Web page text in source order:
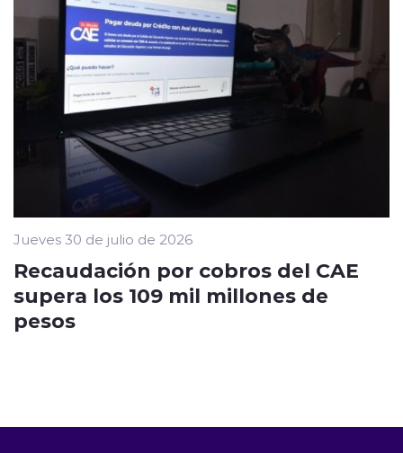
Jueves 30 de julio de 2026
Recaudación por cobros del CAE
supera los 109 mil millones de
pesos